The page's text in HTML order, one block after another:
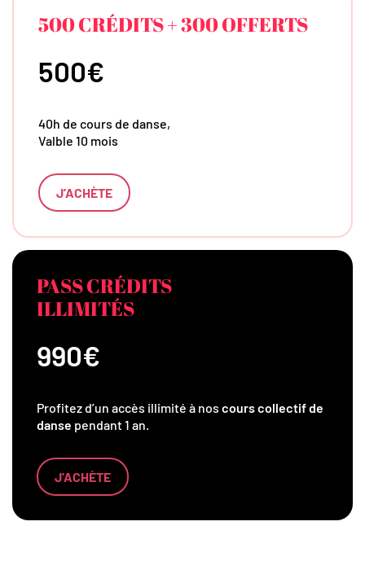
500 CRÉDITS + 300 OFFERTS
500€
40h de cours de danse,
Valble 10 mois
J’ACHÈTE
PASS CRÉDITS
ILLIMITÉS
990€
Profitez d’un accès illimité à nos cours collectif de
danse pendant 1 an.
J’ACHÈTE